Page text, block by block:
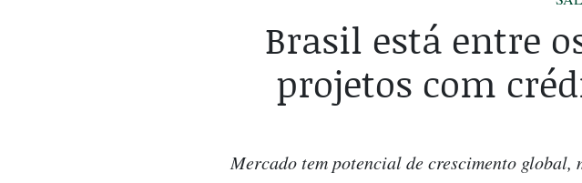
Brasil está entre
projetos com
Mercado tem potencial de crescimento